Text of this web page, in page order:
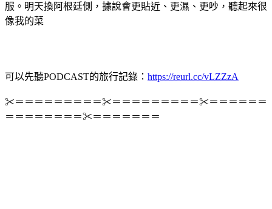
服。明天換阿根廷側，據說會更貼近、更濕、更吵，聽起來很
像我的菜
可以先聽PODCAST的旅行記錄： https://reurl.cc/vLZZzA
✂＝＝＝＝＝＝＝＝＝✂＝＝＝＝＝＝＝＝＝✂＝＝＝＝＝＝
＝＝＝＝＝＝＝＝✂＝＝＝＝＝＝＝